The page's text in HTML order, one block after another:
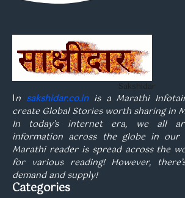
Sakshidar
In sakshidar.co.inis a Marathi
create Global Stories worth sharing in
In today’s internet era, we all
information across the globe in our
Marathi reader is spread across the
for various reading! However,
demand and supply!
Categories